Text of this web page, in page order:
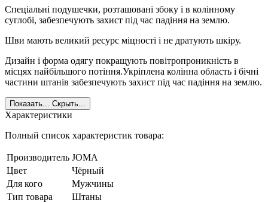
Спеціальні подушечки, розташовані збоку і в колінному
суглобі, забезпечують захист під час падіння на землю.
Шви мають великий ресурс міцності і не дратують шкіру.
Дизайн і форма одягу покращують повітропроникність в
місцях найбільшого потіння.Укріплена колінна область і бічні
частини штанів забезпечують захист під час падіння на землю.
Показать... Скрыть...
Характеристики
Полный список характеристик товара:
Производитель JOMA
Цвет
Чёрный
Для кого
Мужчины
Тип товара
Штаны